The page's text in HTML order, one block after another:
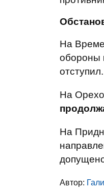
На
обороны
отступил.
На
На
Автор: